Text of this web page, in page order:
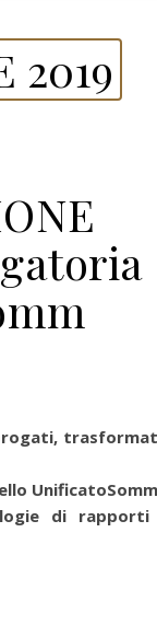
2019
UnificatoSomm
di rapporti